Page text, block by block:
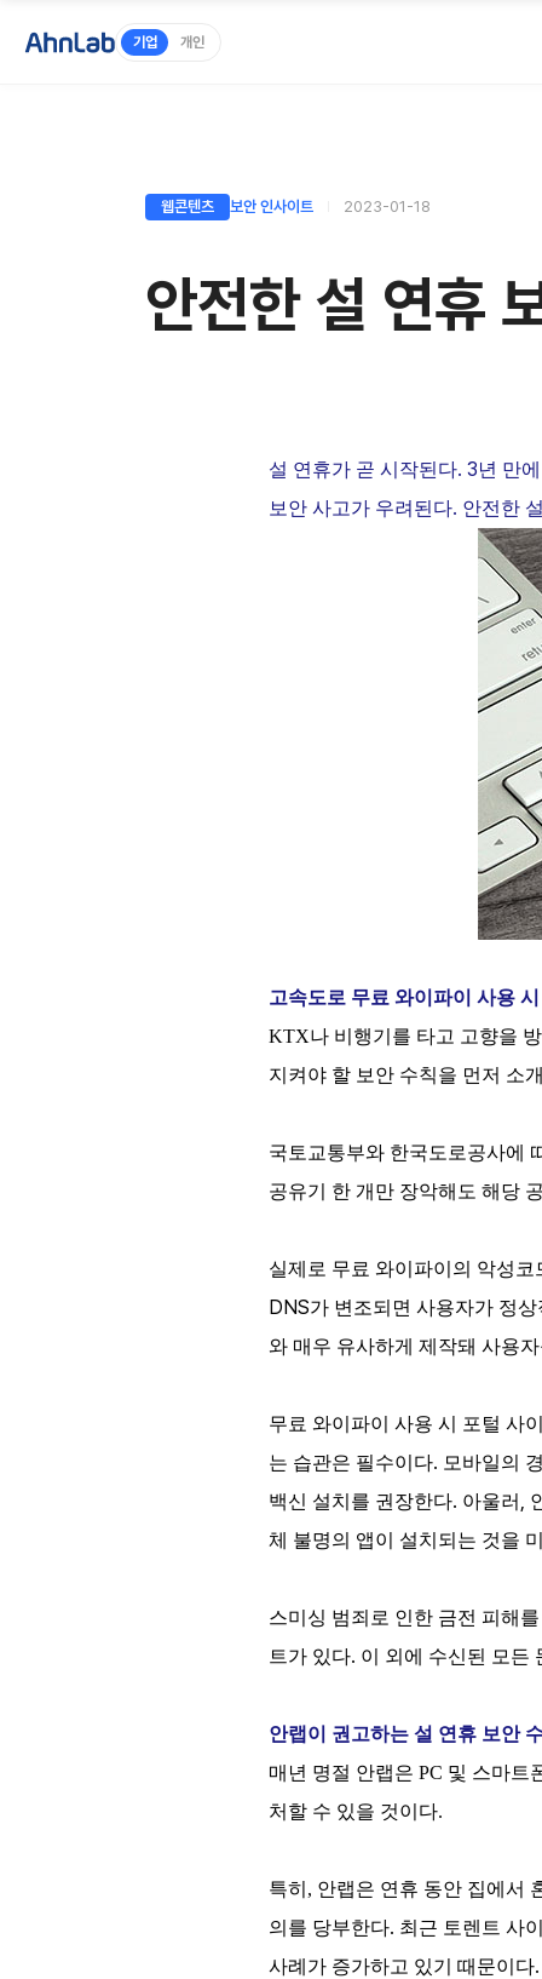
기업 개인
웹콘텐츠 보안 인사이트 2023-01-18
안전한 설 연휴
설 연휴가 곧 시작된다. 3년 만에
보안 사고가 우려된다. 안전한
고속도로 무료 와이파이 사용
KTX나 비행기를 타고 고향을
지켜야 할 보안 수칙을 먼저 소
국토교통부와 한국도로공사에
공유기 한 개만 장악해도 해당
실제로 무료 와이파이의 악성코
DNS가 변조되면 사용자가 정상
와 매우 유사하게 제작돼 사용
무료 와이파이 사용 시 포털 사
는 습관은 필수이다. 모바일의
백신 설치를 권장한다. 아울러 ,
체 불명의 앱이 설치되는 것을
스미싱 범죄로 인한 금전 피해
트가 있다. 이 외에 수신된 모든
안랩이 권고하는 설 연휴 보안
매년 명절 안랩은 PC 및 스마
처할 수 있을 것이다.
특히, 안랩은 연휴 동안 집에서
의를 당부한다. 최근 토렌트 사
사례가 증가하고 있기 때문이다